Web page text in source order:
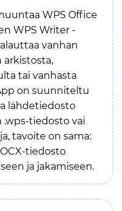
WPS Office
WPS Writer -
vanhan
arkistosta,
tai vanhasta
on suunniteltu
lähdetiedosto
tiedosto vai
tavoite on sama:
tiedosto
ja jakamiseen.